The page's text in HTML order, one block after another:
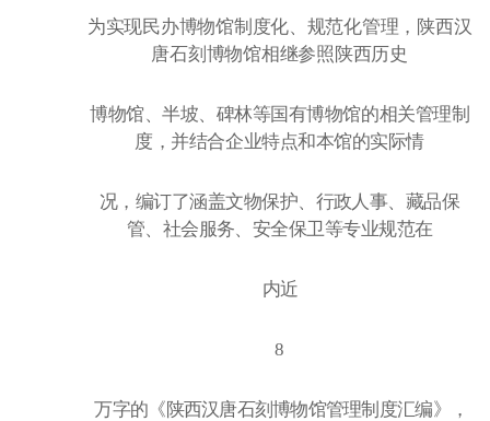
为实现民办博物馆制度化、规范化管理，陕西汉
唐石刻博物馆相继参照陕西历史
博物馆、半坡、碑林等国有博物馆的相关管理制
度，并结合企业特点和本馆的实际情
况，编订了涵盖文物保护、行政人事、藏品保
管、社会服务、安全保卫等专业规范在
内近
8
万字的《陕西汉唐石刻博物馆管理制度汇编》，